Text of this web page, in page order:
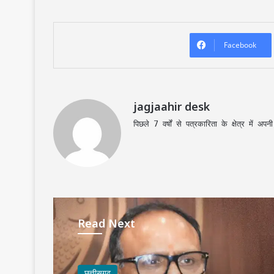
Facebook
jagjaahir desk
पिछले 7 वर्षों से पत्रकारिता के क्षेत्र में
Read Next